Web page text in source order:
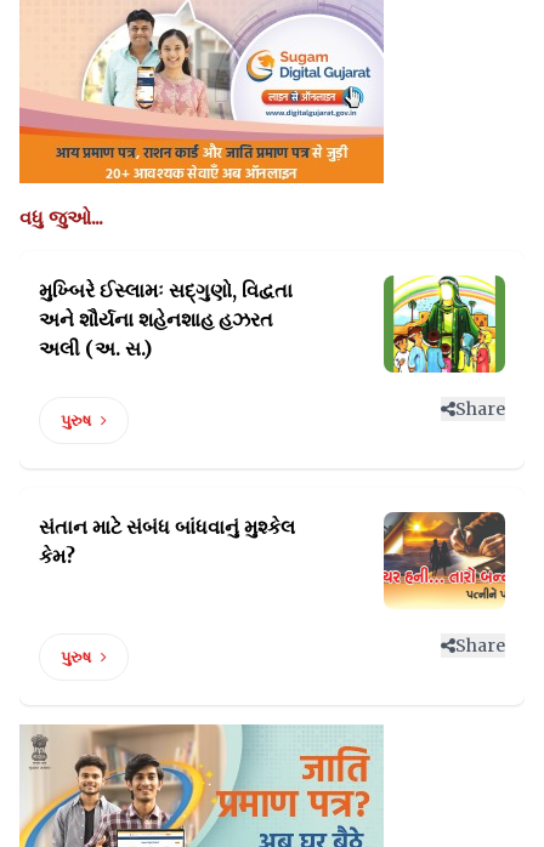
વધુ જુઓ...
મુખ્બિરે ઈસ્લામઃ સદ્ગુણો, વિદ્વતા
અને શૌર્યના શહેનશાહ હઝરત
અલી (અ. સ.)
પુરુષ
Share
સંતાન માટે સંબંધ બાંધવાનું મુશ્કેલ
કેમ?
પુરુષ
Share